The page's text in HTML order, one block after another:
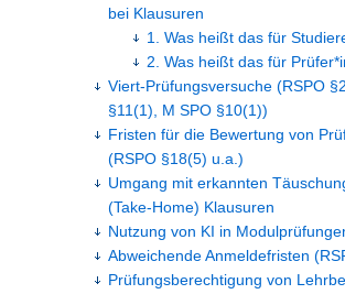
bei Klausuren
1. Was heißt das für
2. Was heißt das für
Viert-Prüfungsversuche (RSPO
§11(1), M SPO §10(1))
Fristen für die Bewertung von
(RSPO §18(5) u.a.)
Umgang mit erkannten
(Take-Home) Klausuren
Nutzung von KI in
Abweichende Anmeldefristen
Prüfungsberechtigung von